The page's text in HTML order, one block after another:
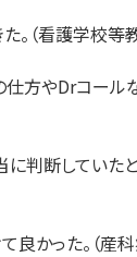
（看護学校等
方やDrコール
判断していた
かった。（産科